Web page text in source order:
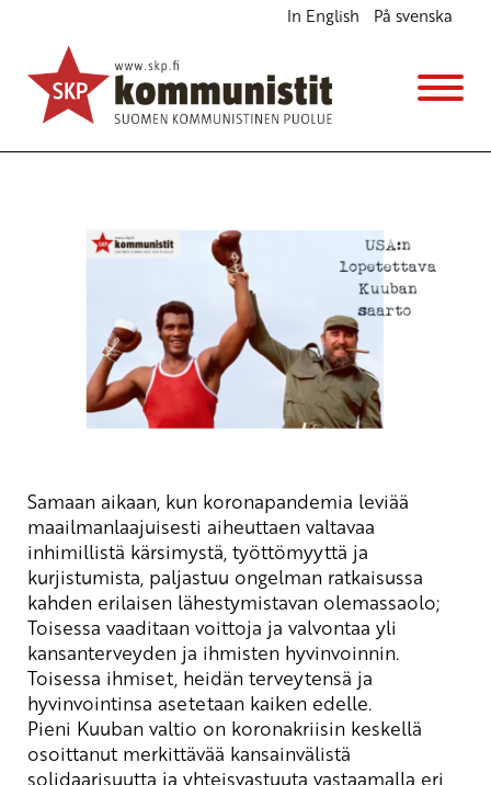
In English På svenska
USA:n lopetettava Kuuban saarto
Ajankohtaista
Avainsanat:covid-19,koronavirus,Kuuba
Samaan aikaan, kun koronapandemia leviää
maailmanlaajuisesti aiheuttaen valtavaa
inhimillistä kärsimystä, työttömyyttä ja
kurjistumista, paljastuu ongelman ratkaisussa
kahden erilaisen lähestymistavan olemassaolo;
Toisessa vaaditaan voittoja ja valvontaa yli
kansanterveyden ja ihmisten hyvinvoinnin.
Toisessa ihmiset, heidän terveytensä ja
hyvinvointinsa asetetaan kaiken edelle.
Pieni Kuuban valtio on koronakriisin keskellä
osoittanut merkittävää kansainvälistä
solidaarisuutta ja yhteisvastuuta vastaamalla eri